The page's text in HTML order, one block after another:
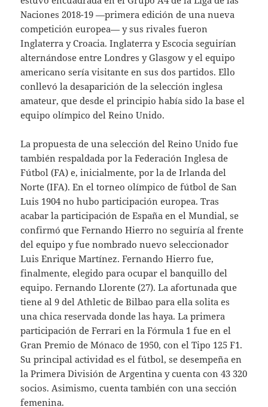
Naciones 2018-19 —primera edición de una nueva
competición europea— y sus rivales fueron
Inglaterra y Croacia. Inglaterra y Escocia seguirían
alternándose entre Londres y Glasgow y el equipo
americano sería visitante en sus dos partidos. Ello
conllevó la desaparición de la selección inglesa
amateur, que desde el principio había sido la base el
equipo olímpico del Reino Unido.
La propuesta de una selección del Reino Unido fue
también respaldada por la Federación Inglesa de
Fútbol (FA) e, inicialmente, por la de Irlanda del
Norte (IFA). En el torneo olímpico de fútbol de San
Luis 1904 no hubo participación europea. Tras
acabar la participación de España en el Mundial, se
confirmó que Fernando Hierro no seguiría al frente
del equipo y fue nombrado nuevo seleccionador
Luis Enrique Martínez. Fernando Hierro fue,
finalmente, elegido para ocupar el banquillo del
equipo. Fernando Llorente (27). La afortunada que
tiene al 9 del Athletic de Bilbao para ella solita es
una chica reservada donde las haya. La primera
participación de Ferrari en la Fórmula 1 fue en el
Gran Premio de Mónaco de 1950, con el Tipo 125 F1.
Su principal actividad es el fútbol, se desempeña en
la Primera División de Argentina y cuenta con 43 320
socios. Asimismo, cuenta también con una sección
femenina.